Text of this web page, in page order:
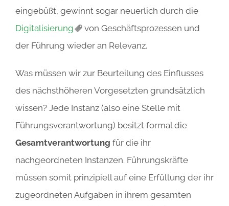
eingebüßt, gewinnt sogar neuerlich durch die
Digitalisierung
von Geschäftsprozessen und
der Führung wieder an Relevanz.
Was müssen wir zur Beurteilung des Einflusses
des nächsthöheren Vorgesetzten grundsätzlich
wissen? Jede Instanz (also eine Stelle mit
Führungsverantwortung) besitzt formal die
Gesamtverantwortung für die ihr
nachgeordneten Instanzen. Führungskräfte
müssen somit prinzipiell auf eine Erfüllung der ihr
zugeordneten Aufgaben in ihrem gesamten